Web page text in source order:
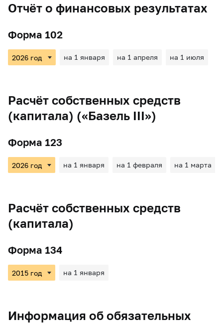
Отчёт о финансовых результатах
Форма 102
на 1 января на 1 апреля на 1 июля
Расчёт собственных средств
(капитала) («Базель III»)
Форма 123
на 1 января на 1 февраля на 1 марта
Расчёт собственных средств
(капитала)
Форма 134
на 1 января
Информация об обязательных